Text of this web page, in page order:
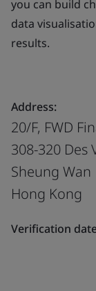
you can build
data
results.
Address:
20/F, FWD
308-320 Des
Sheung Wan
Hong Kong
Verification